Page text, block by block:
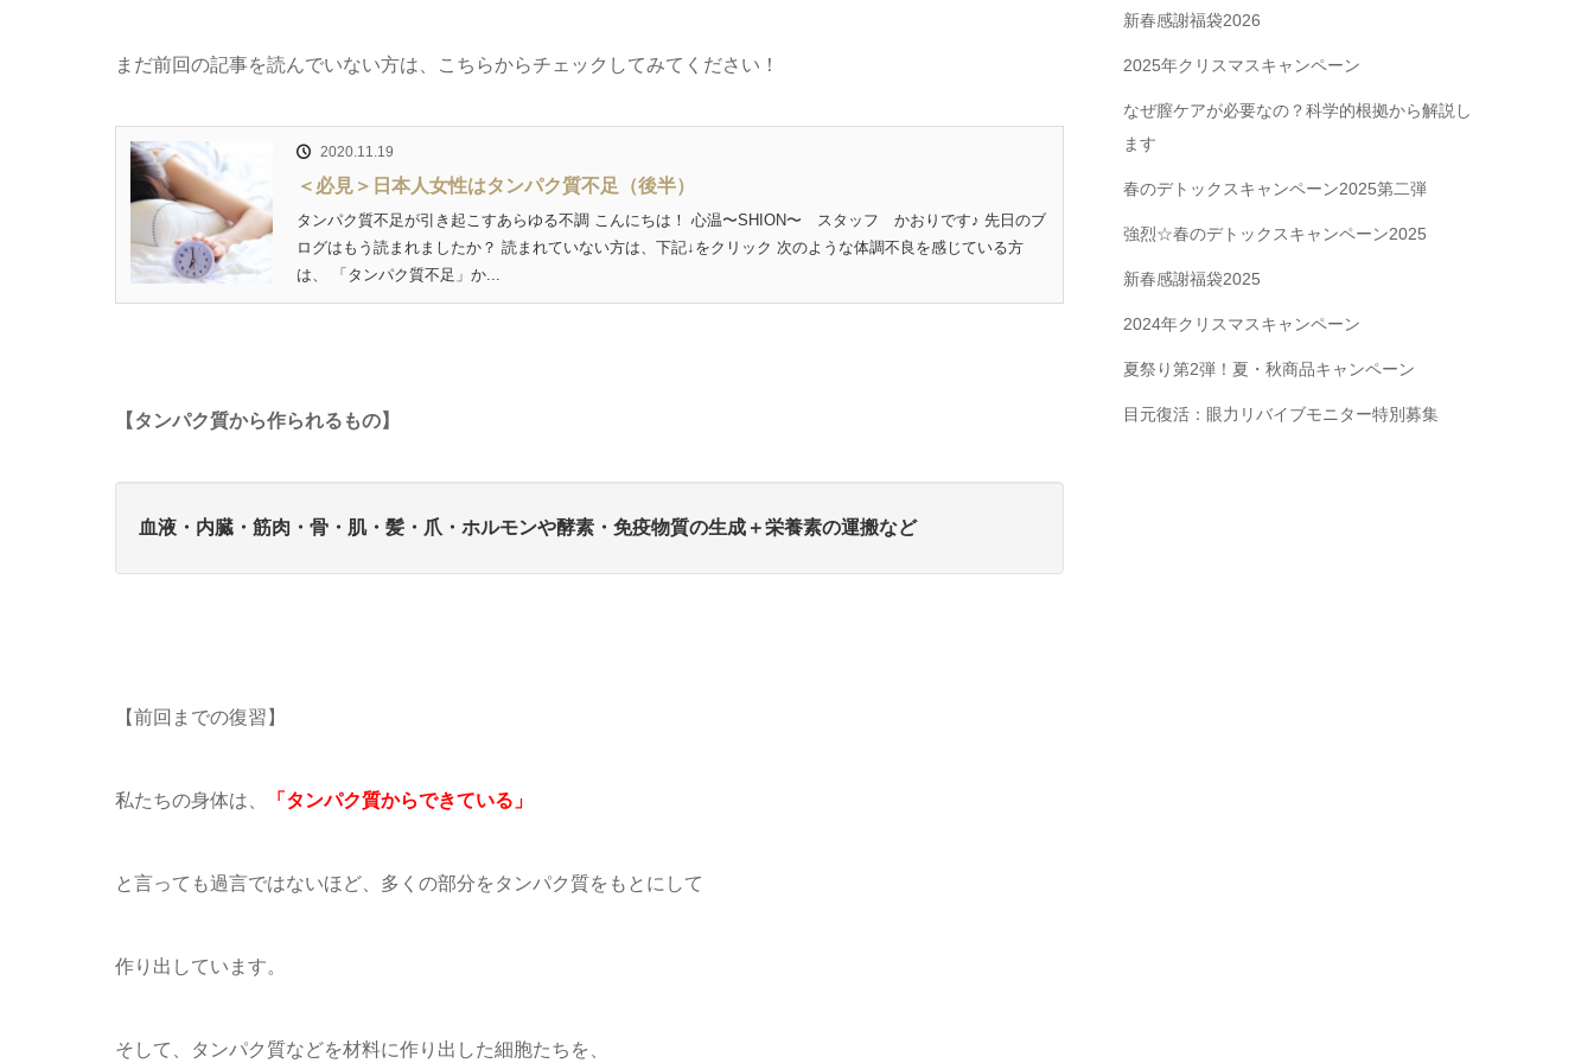
まだ前回の記事を読んでいない方は、こちらからチェックしてみてください！
2020.11.19
＜必見＞日本人女性はタンパク質不足（後半）
タンパク質不足が引き起こすあらゆる不調 こんにちは！ 心温〜SHION〜 スタッフ かおりです♪ 先日のブ
ログはもう読まれましたか？ 読まれていない方は、下記↓をクリック 次のような体調不良を感じている方
は、 「タンパク質不足」か...
【タンパク質から作られるもの】
血液・内臓・筋肉・骨・肌・髪・爪・ホルモンや酵素・免疫物質の生成＋栄養素の運搬など
【前回までの復習】
私たちの身体は、 「タンパク質からできている」
と言っても過言ではないほど、多くの部分をタンパク質をもとにして
作り出しています。
そして、タンパク質などを材料に作り出した細胞たちを、
新春感謝福袋2026
2025年クリスマスキャンペーン
なぜ膣ケアが必要なの？科学的根拠から解説し
ます
春のデトックスキャンペーン2025第二弾
強烈☆春のデトックスキャンペーン2025
新春感謝福袋2025
2024年クリスマスキャンペーン
夏祭り第2弾！夏・秋商品キャンペーン
目元復活：眼力リバイブモニター特別募集